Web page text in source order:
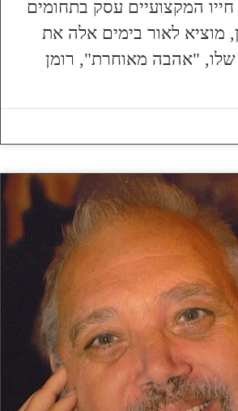
חייו המקצועיים עסק בתחומים
מוציא לאור בימים אלה את
שלו, "אהבה מאוחרת", רומן